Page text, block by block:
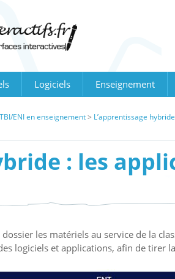
Logiciels Enseignement
ENI en enseignement> L’apprentissage hybride
: les
les matériels au service de la
logiciels et applications, afin de tirer